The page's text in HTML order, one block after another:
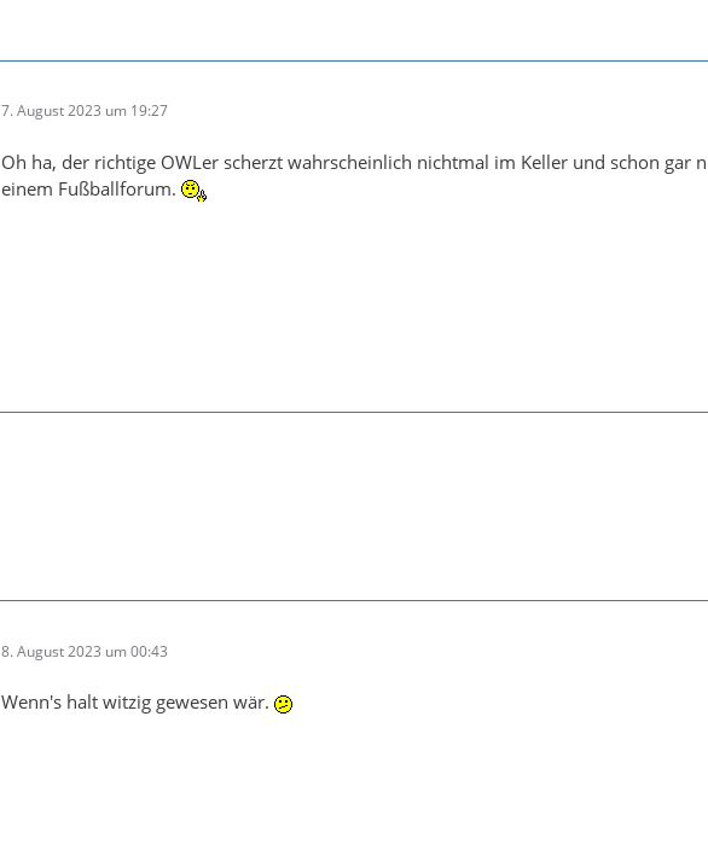
7. August 2023 um 19:27
Oh ha, der richtige OWLer scherzt wahrscheinlich nichtmal im Keller und schon gar
einem Fußballforum.
8. August 2023 um 00:43
Wenn's halt witzig gewesen wär.